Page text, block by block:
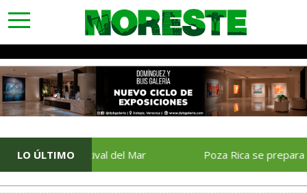
toggle
navigation
LO ÚLTIMO
del Festival del Mar Poza Rica se prepara para